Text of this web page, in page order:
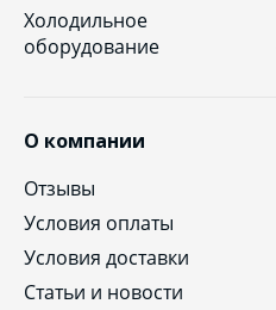
Холодильное
оборудование
О компании
Отзывы
Условия оплаты
Условия доставки
Статьи и новости